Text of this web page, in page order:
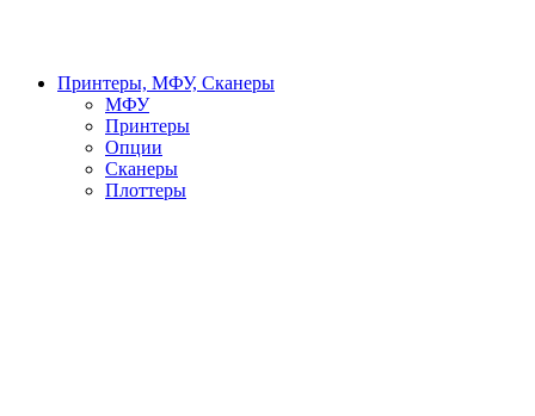
Принтеры, МФУ, Сканеры
МФУ
Принтеры
Опции
Сканеры
Плоттеры